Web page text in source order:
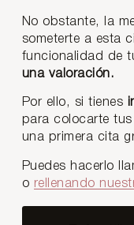
No obstante, la
someterte a esta
funcionalidad de
una valoración.
Por ello, si tienes
para colocarte
una primera cita
Puedes hacerlo
o rellenando